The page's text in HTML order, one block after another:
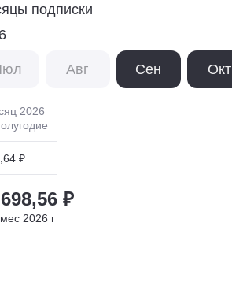
подписки
Авг Сен Окт
2026
₽
₽
мес 2026 г